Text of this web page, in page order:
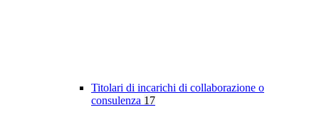
Titolari di incarichi di collaborazione o
consulenza 17